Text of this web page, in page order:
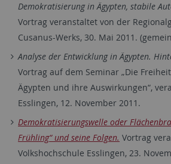
Demokratisierung in Ägypten, stabile
Vortrag veranstaltet von der
Cusanus-Werks, 30. Mai 2011.
Analyse der Entwicklung in Ägypten.
Vortrag auf dem Seminar „Die
Ägypten und ihre Auswirkungen“,
Esslingen, 12. November 2011.
Demokratisierungswelle oder
Frühling“ und seine Folgen. Vortrag
Volkshochschule Esslingen, 23.